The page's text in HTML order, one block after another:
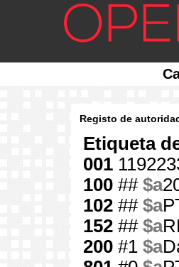
Registo de
Etiqueta
001
100 ## $a
102 ## $a
152 ## $a
200 #1 $a